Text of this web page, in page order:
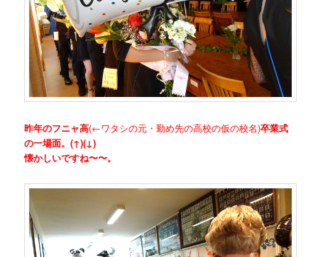
昨年のフニャ高(←ワタシの元・勤め先の高校の仮の校名)卒業式
の一場面。(↑)(↓)
懐かしいですね〜〜。